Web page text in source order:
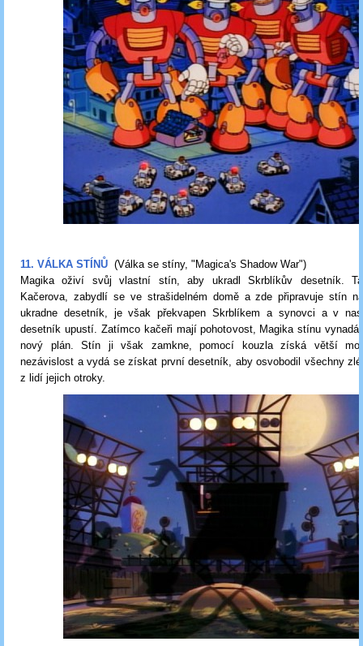
11. VÁLKA STÍNŮ (Válka se stíny, "Magica's Shadow War")
Magika oživí svůj vlastní stín, aby ukradl Skrblíkův desetník.
Kačerova, zabydlí se ve strašidelném domě a zde připravuje stín
ukradne desetník, je však překvapen Skrblíkem a synovci a v
desetník upustí. Zatímco kačeři mají pohotovost, Magika stínu
nový plán. Stín ji však zamkne, pomocí kouzla získá větší
nezávislost a vydá se získat první desetník, aby osvobodil všechny
z lidí jejich otroky.